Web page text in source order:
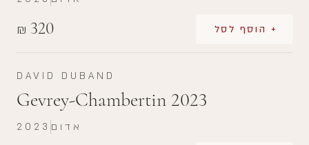
₪ 320 + הוסף לסל
DAVID DUBAND
Gevrey-Chambertin 2023
2023 אדום